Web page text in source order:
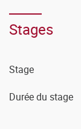
Stages
Stage
Durée du stage